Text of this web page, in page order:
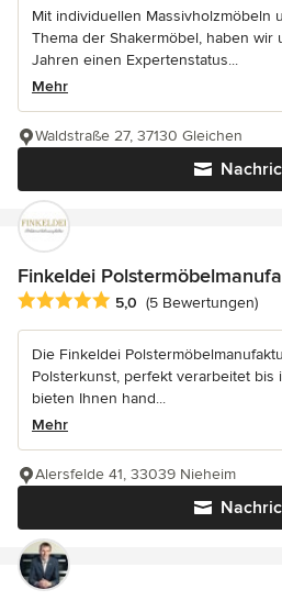
Mit individuellen Massivholzmöbeln
Thema der Shakermöbel, haben
Jahren einen Expertenstatus...
Mehr
Waldstraße 27, 37130 Gleichen
Finkeldei
Durchschnittliche Bewertung: 5
5,0 (5 Bewertungen)
Die Finkeldei
Polsterkunst, perfekt verarbeitet bis
bieten Ihnen hand...
Mehr
Alersfelde 41, 33039 Nieheim